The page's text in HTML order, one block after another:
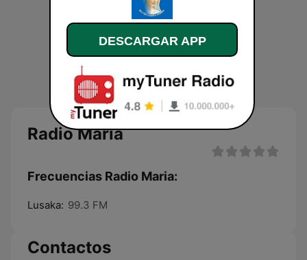
Radio Maria
Frecuencias Radio Maria:
Lusaka: 99.3 FM
Contactos
DESCARGAR APP